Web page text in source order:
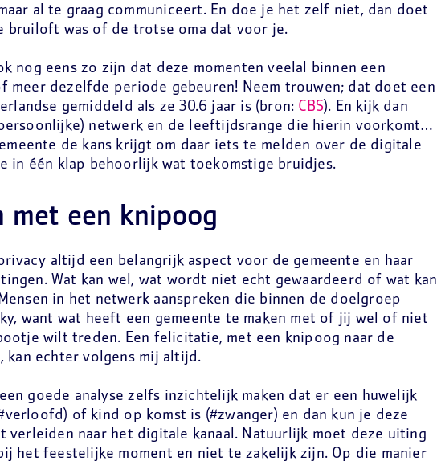
al te graag communiceert. En doe je het zelf niet, dan doet
bruiloft was of de trotse oma dat voor je.
nog eens zo zijn dat deze momenten veelal binnen een
meer dezelfde periode gebeuren! Neem trouwen; dat doet een
gemiddeld als ze 30.6 jaar is (bron: CBS). En kijk dan
netwerk en de leeftijdsrange die hierin voorkomt…
de kans krijgt om daar iets te melden over de digitale
in één klap behoorlijk wat toekomstige bruidjes.
met een knipoog
altijd een belangrijk aspect voor de gemeente en haar
Wat kan wel, wat wordt niet echt gewaardeerd of wat kan
in het netwerk aanspreken die binnen de doelgroep
want wat heeft een gemeente te maken met of jij wel of niet
wilt treden. Een felicitatie, met een knipoog naar de
kan echter volgens mij altijd.
goede analyse zelfs inzichtelijk maken dat er een huwelijk
of kind op komst is (#zwanger) en dan kun je deze
verleiden naar het digitale kanaal. Natuurlijk moet deze uiting
het feestelijke moment en niet te zakelijk zijn. Op die manier